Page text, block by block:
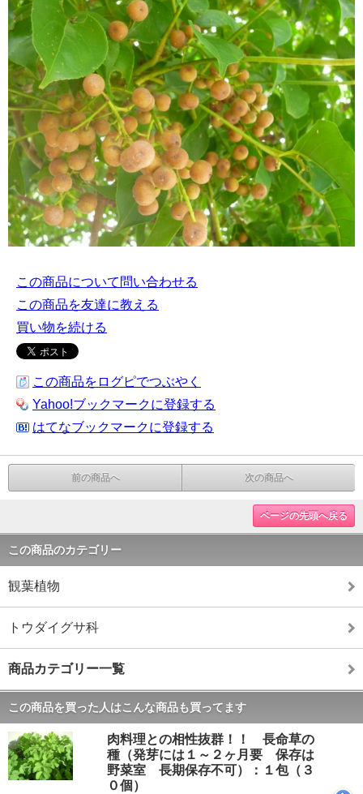
この商品について問い合わせる
この商品を友達に教える
買い物を続ける
この商品をログピでつぶやく
Yahoo!ブックマークに登録する
はてなブックマークに登録する
前の商品へ 次の商品へ
ページの先頭へ戻る
この商品のカテゴリー
観葉植物
トウダイグサ科
商品カテゴリー一覧
この商品を買った人はこんな商品も買ってます
肉料理との相性抜群！！ 長命草の
種（発芽には１～２ヶ月要 保存は
野菜室 長期保存不可）：１包（３
０個）